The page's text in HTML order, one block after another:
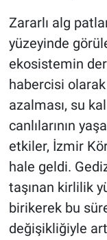
Zararlı alg
yüzeyinde
ekosistemin
habercisi
azalması, su
canlılarının
etkiler, İzmir
hale geldi.
taşınan kirlilik
birikerek bu
değişikliğiyle